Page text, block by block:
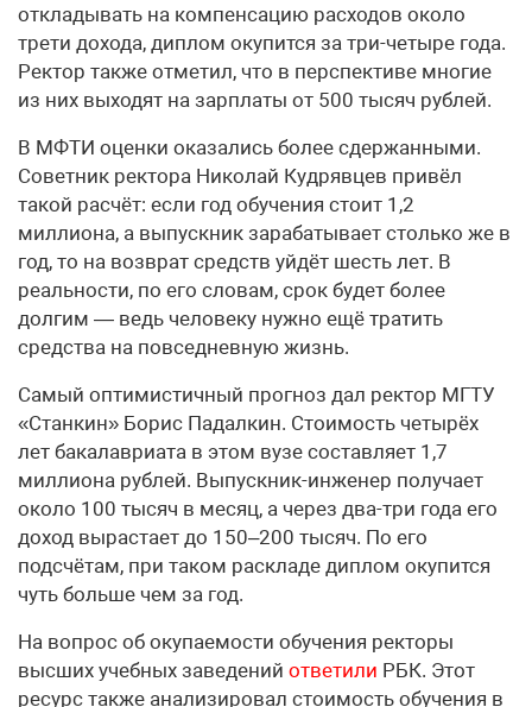
откладывать на компенсацию расходов около
трети дохода, диплом окупится за три-четыре года.
Ректор также отметил, что в перспективе многие
из них выходят на зарплаты от 500 тысяч рублей.
В МФТИ оценки оказались более сдержанными.
Советник ректора Николай Кудрявцев привёл
такой расчёт: если год обучения стоит 1,2
миллиона, а выпускник зарабатывает столько же в
год, то на возврат средств уйдёт шесть лет. В
реальности, по его словам, срок будет более
долгим — ведь человеку нужно ещё тратить
средства на повседневную жизнь.
Самый оптимистичный прогноз дал ректор МГТУ
«Станкин» Борис Падалкин. Стоимость четырёх
лет бакалавриата в этом вузе составляет 1,7
миллиона рублей. Выпускник-инженер получает
около 100 тысяч в месяц, а через два-три года его
доход вырастает до 150–200 тысяч. По его
подсчётам, при таком раскладе диплом окупится
чуть больше чем за год.
На вопрос об окупаемости обучения ректоры
высших учебных заведений ответили РБК. Этот
ресурс также анализировал стоимость обучения в